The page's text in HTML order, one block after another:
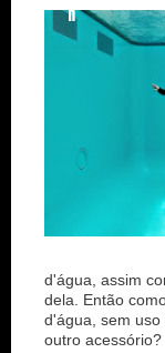
n
d'água, assim
dela. Então
d'água, sem
outro acessório?